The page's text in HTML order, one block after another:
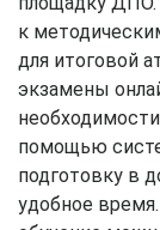
к
для итоговой
экзамены
помощью
подготовку в
удобное